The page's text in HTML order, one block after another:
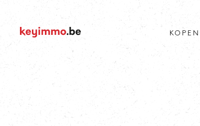
KOPEN